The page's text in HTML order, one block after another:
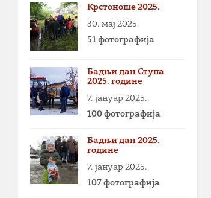
Крстоноше 2025.
30. мај 2025.
51 фотографија
Бадњи дан Ступа
2025. године
7. јануар 2025.
100 фотографија
Бадњи дан 2025.
године
7. јануар 2025.
107 фотографија